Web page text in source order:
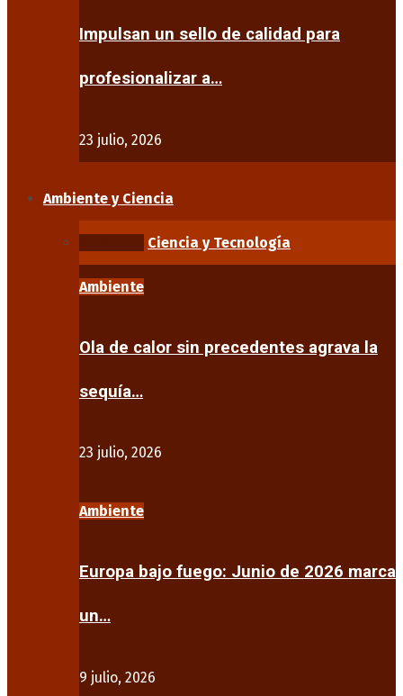
Impulsan un sello de calidad para
profesionalizar a…
23 julio, 2026
Ambiente y Ciencia
Ciencia y Tecnología
Ambiente
Ola de calor sin precedentes agrava la
sequía…
23 julio, 2026
Ambiente
Europa bajo fuego: Junio de 2026 marca
un…
9 julio, 2026